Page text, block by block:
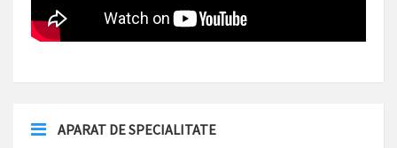
APARAT DE SPECIALITATE